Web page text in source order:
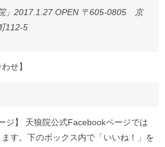
」2017.1.27 OPEN 〒605-0805 京
112-5
せ】
ジ】 天狼院公式Facebookページでは
す。下のボックス内で「いいね！」を